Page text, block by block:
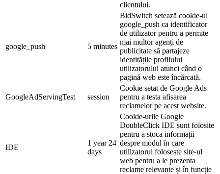
clientului.
google_push 5 minutes
BidSwitch setează cookie-ul
google_push ca identificator
de utilizator pentru a permite
mai multor agenți de
publicitate să partajeze
identitățile profilului
utilizatorului atunci când o
pagină web este încărcată.
GoogleAdServingTest session
Cookie setat de Google Ads
pentru a testa afisarea
reclamelor pe acest website.
IDE
1 year 24
days
Cookie-urile Google
DoubleClick IDE sunt folosite
pentru a stoca informații
despre modul în care
utilizatorul folosește site-ul
web pentru a le prezenta
reclame relevante și în funcție